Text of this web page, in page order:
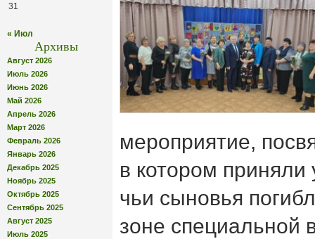
31
« Июл
Архивы
Август 2026
Июль 2026
Июнь 2026
Май 2026
Апрель 2026
Март 2026
Февраль 2026
Январь 2026
Декабрь 2025
Ноябрь 2025
Октябрь 2025
Сентябрь 2025
Август 2025
Июль 2025
мероприятие,
в котором
чьи сыновья
зоне специальной